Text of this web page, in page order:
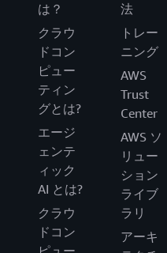
は？
クラウ
ドコン
ピュー
ティン
グとは?
エージ
ェンテ
ィック
AI とは?
クラウ
ドコン
法
トレー
ニング
AWS
Trust
Center
AWS ソ
リュー
ション
ライブ
ラリ
アーキ